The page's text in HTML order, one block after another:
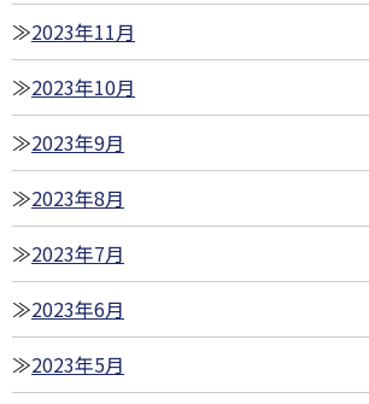
2023年11月
2023年10月
2023年9月
2023年8月
2023年7月
2023年6月
2023年5月